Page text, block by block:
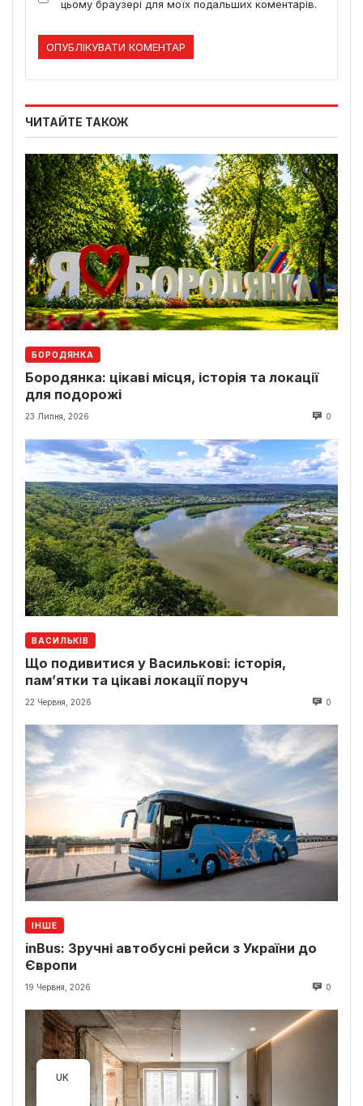
цьому браузері для моїх подальших коментарів.
ЧИТАЙТЕ ТАКОЖ
БОРОДЯНКА
Бородянка: цікаві місця, історія та локації
для подорожі
23 Липня, 2026 0
ВАСИЛЬКІВ
Що подивитися у Василькові: історія,
пам’ятки та цікаві локації поруч
22 Червня, 2026 0
ІНШЕ
inBus: Зручні автобусні рейси з України до
Європи
19 Червня, 2026 0
UK